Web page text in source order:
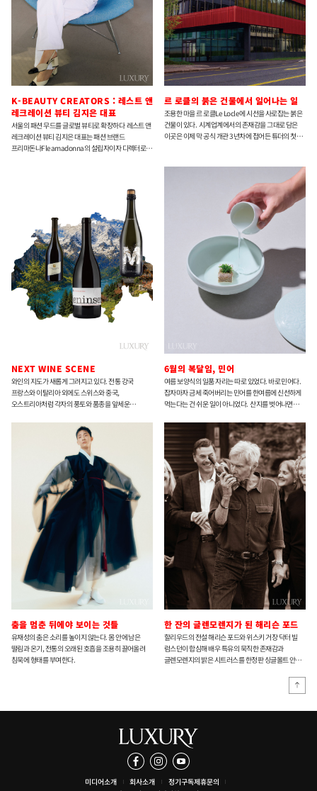
K-BEAUTY CREATORS : 레스트 앤
레크레이션 뷰티 김지은 대표
서울의 패션 무드를 글로벌 뷰티로 확장하다 레스트 앤
레크레이션 뷰티 김지은 대표는 패션 브랜드
프리마돈나Fleamadonna의 설립자이자 디렉터로,
동력으로 패션 브랜드의 미감을 뷰티로 확장하고 있다.
르 로클의 붉은 건물에서 일어나는 일
조용한 마을 르 로클Le Locle에 시선을 사로잡는 붉은
건물이 있다. 시계업계에서의 존재감을 그대로 담은
이곳은 이제 막 공식 개관 3년차에 접어든 튜더의 첫
NEXT WINE SCENE
와인의 지도가 새롭게 그려지고 있다. 전통 강국
프랑스와 이탈리아 외에도 스위스와 중국,
오스트리아처럼 각자의 풍토와 품종을 앞세운
여정을 넓혀줄 세 국가의 와인에 대해 전문가에게
6월의 복달임, 민어
여름 보양식의 일품 자리는 따로 있었다. 바로 민어다.
잡자마자 금세 죽어버리는 민어를 한여름에 신선하게
먹는다는 건 쉬운 일이 아니었다. 산지를 벗어나면
지나기 전, 임자도 앞바다에서 올라온 민어가 상에
오르면 그것으로 여름은 시작됐다.
춤을 멈춘 뒤에야 보이는 것들
유재성의 춤은 소리를 높이지 않는다. 몸 안에 남은
떨림과 온기, 전통의 오래된 호흡을 조용히 끌어올려
침묵에 형태를 부여한다.
한 잔의 글렌모렌지가 된 해리슨 포드
할리우드의 전설 해리슨 포드와 위스키 거장 닥터 빌
럼스던이 합심해 배우 특유의 묵직한 존재감과
글렌모렌지의 밝은 시트러스를 한정판 싱글몰트 안에
미디어소개 회사소개 정기구독제휴문의